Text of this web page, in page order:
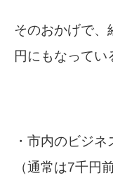
そのおかげで、
円にもなってい
・市内のビジ
（通常は7千円